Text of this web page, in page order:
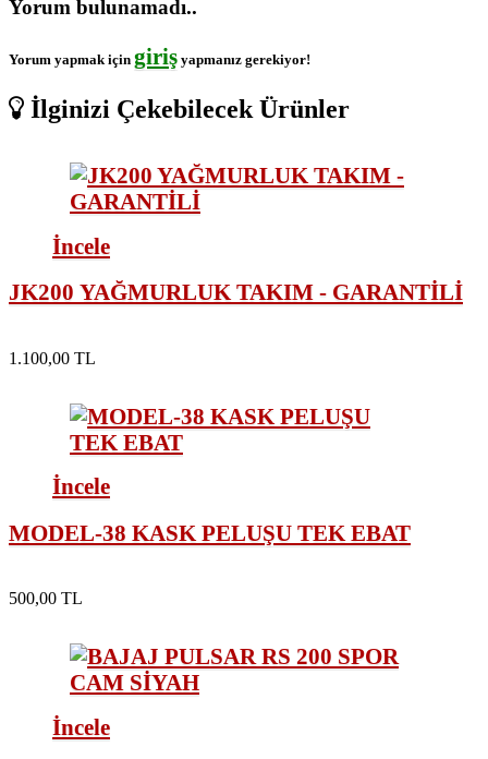
Yorum bulunamadı..
Yorum yapmak için giriş yapmanız gerekiyor!
İlginizi Çekebilecek Ürünler
İncele
JK200 YAĞMURLUK TAKIM - GARANTİLİ
1.100,00 TL
İncele
MODEL-38 KASK PELUŞU TEK EBAT
500,00 TL
İncele